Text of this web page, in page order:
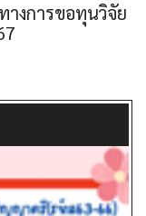
งการขอทุนวิจัย